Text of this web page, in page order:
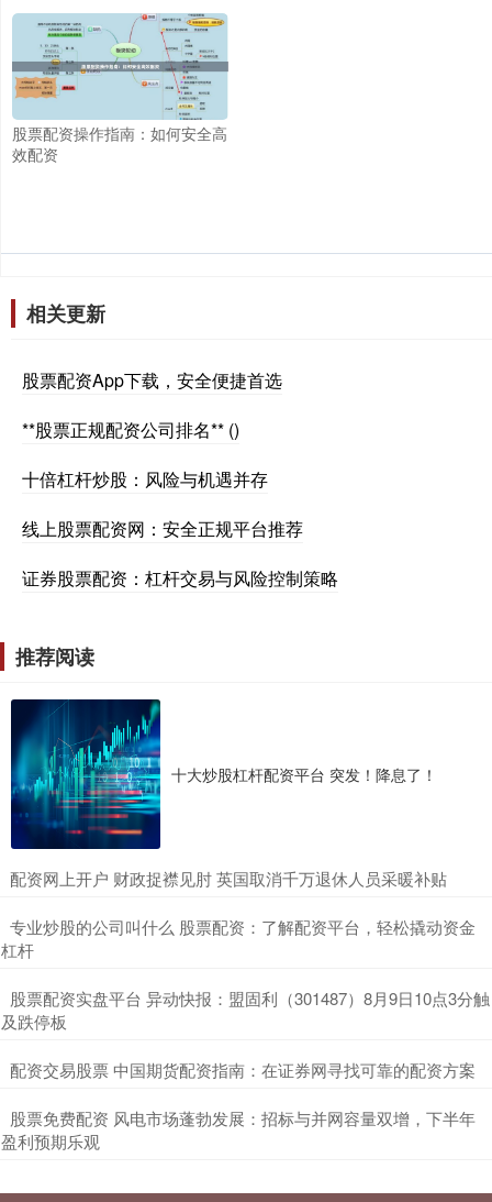
股票配资操作指南：如何安全高
效配资
相关更新
股票配资App下载，安全便捷首选
**股票正规配资公司排名** ()
十倍杠杆炒股：风险与机遇并存
线上股票配资网：安全正规平台推荐
证券股票配资：杠杆交易与风险控制策略
推荐阅读
十大炒股杠杆配资平台 突发！降息了！
​配资网上开户 财政捉襟见肘 英国取消千万退休人员采暖补贴
​专业炒股的公司叫什么 股票配资：了解配资平台，轻松撬动资金
杠杆
​股票配资实盘平台 异动快报：盟固利（301487）8月9日10点3分触
及跌停板
​配资交易股票 中国期货配资指南：在证券网寻找可靠的配资方案
​股票免费配资 风电市场蓬勃发展：招标与并网容量双增，下半年
盈利预期乐观